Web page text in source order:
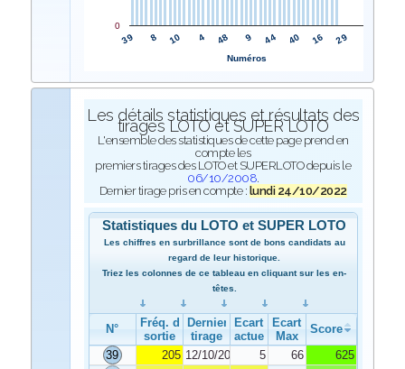
39 8 10 4 48 9 44 40 16 29
0
Numéros
Les détails statistiques et résultats des
tirages LOTO et SUPER LOTO
L'ensemble des statistiques de cette page prend en
compte les
premiers tirages des LOTO et SUPERLOTO depuis le
06/10/2008.
Dernier tirage pris en compte : lundi 24/10/2022
Statistiques du LOTO et SUPER LOTO
Les chiffres en surbrillance sont de bons candidats au
regard de leur historique.
Triez les colonnes de ce tableau en cliquant sur les en-
têtes.
N°
Fréq. de
sortie
Dernier
tirage
Ecart
actuel
Ecart
Max
Score
39
205 12/10/2022 5 66
625